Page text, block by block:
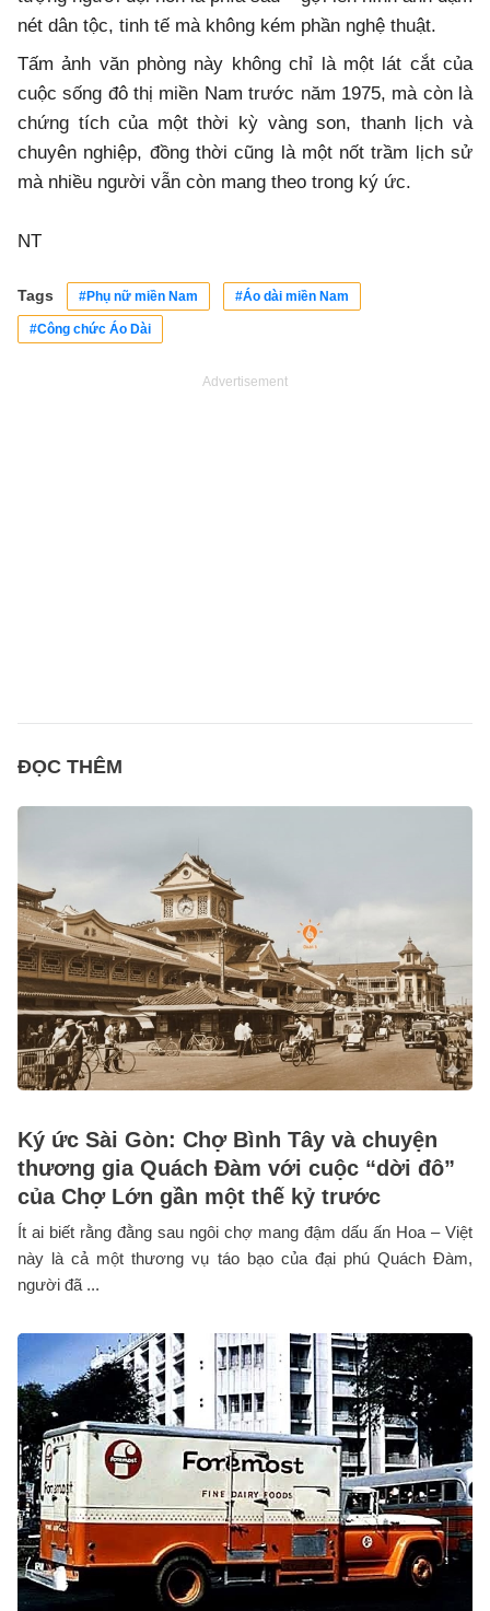
nét dân tộc, tinh tế mà không kém phần nghệ thuật.
Tấm ảnh văn phòng này không chỉ là một lát cắt của
cuộc sống đô thị miền Nam trước năm 1975, mà còn là
chứng tích của một thời kỳ vàng son, thanh lịch và
chuyên nghiệp, đồng thời cũng là một nốt trầm lịch sử
mà nhiều người vẫn còn mang theo trong ký ức.
NT
Tags #Phụ nữ miền Nam #Áo dài miền Nam
#Công chức Áo Dài
Advertisement
ĐỌC THÊM
Ký ức Sài Gòn: Chợ Bình Tây và chuyện
thương gia Quách Đàm với cuộc “dời đô”
của Chợ Lớn gần một thế kỷ trước
Ít ai biết rằng đằng sau ngôi chợ mang đậm dấu ấn Hoa – Việt
này là cả một thương vụ táo bạo của đại phú Quách Đàm,
người đã ...